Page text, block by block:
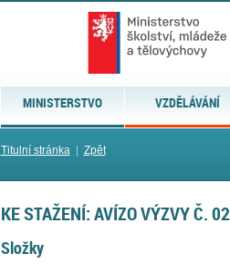
MINISTERSTVO VZDĚLÁVÁNÍ
Titulní stránka| Zpět
KE STAŽENÍ: AVÍZO VÝZVY Č.
Složky